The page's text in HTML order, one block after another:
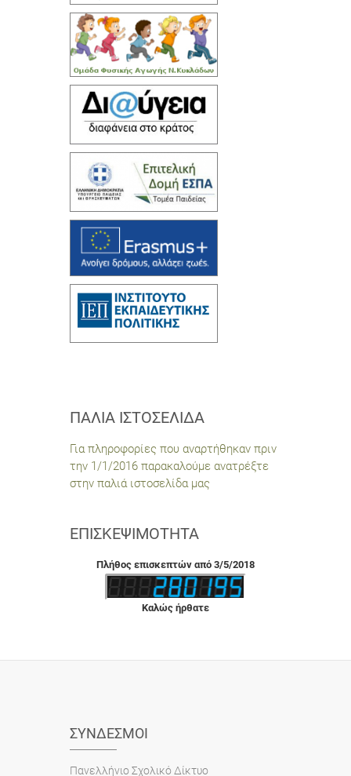
ΠΑΛΙΆ ΙΣΤΟΣΕΛΊΔΑ
Για πληροφορίες που αναρτήθηκαν πριν
την 1/1/2016 παρακαλούμε ανατρέξτε
στην παλιά ιστοσελίδα μας
ΕΠΙΣΚΕΨΙΜΌΤΗΤΑ
Πλήθος επισκεπτών από 3/5/2018
Καλώς ήρθατε
ΣΎΝΔΕΣΜΟΙ
Πανελλήνιο Σχολικό Δίκτυο